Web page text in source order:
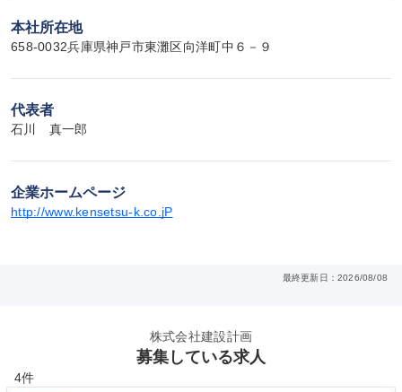
本社所在地
658-0032兵庫県神戸市東灘区向洋町中６－９
代表者
石川　真一郎
企業ホームページ
http://www.kensetsu-k.co.jP
最終更新日：2026/08/08
株式会社建設計画
募集している求人
4件